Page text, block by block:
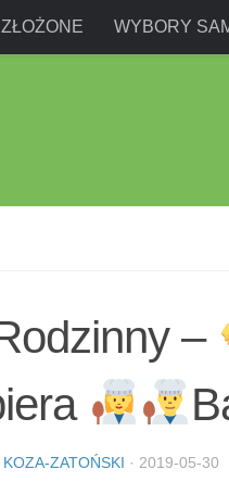
WYBORY
–
ZATOŃSKI · 2019-05-30